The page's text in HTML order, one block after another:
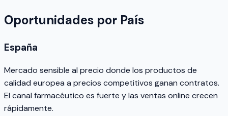
Oportunidades por País
España
Mercado sensible al precio donde los productos de
calidad europea a precios competitivos ganan contratos.
El canal farmacéutico es fuerte y las ventas online crecen
rápidamente.